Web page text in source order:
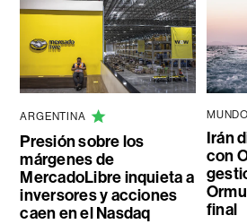
ARGENTINA
Presión sobre los
márgenes de
MercadoLibre inquieta a
inversores y acciones
caen en el Nasdaq
MUNDO
Irán
con
final